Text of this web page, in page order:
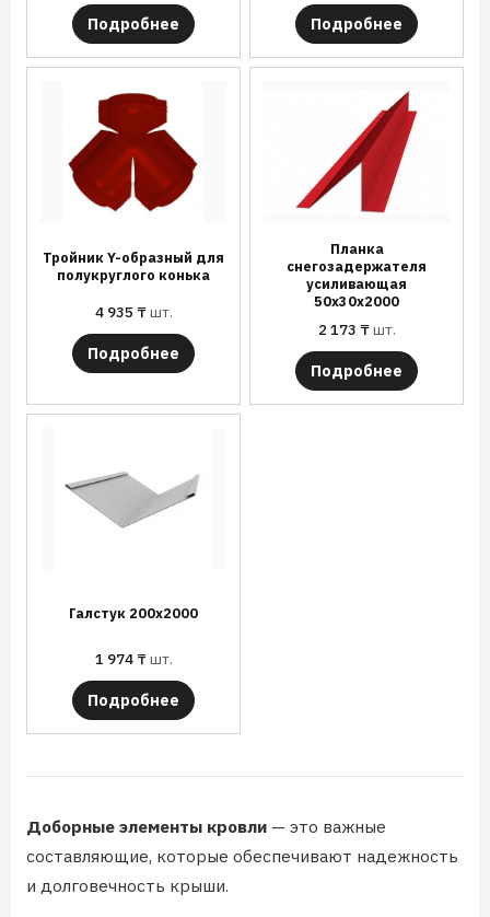
Подробнее Подробнее
Тройник Y-образный для
полукруглого конька
4 935 ₸шт.
Подробнее
Планка
снегозадержателя
усиливающая
50х30х2000
2 173 ₸шт.
Подробнее
Галстук 200х2000
1 974 ₸шт.
Подробнее
Доборные элементы кровли — это важные
составляющие, которые обеспечивают надежность
и долговечность крыши.